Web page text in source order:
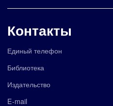
Контакты
Единый телефон
Библиотека
Издательство
E-mail